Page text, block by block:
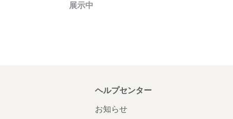
展示中
ヘルプセンター
お知らせ